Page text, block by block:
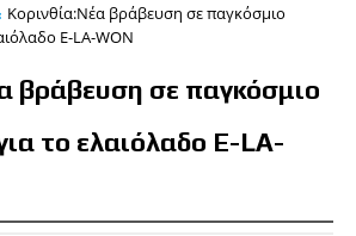
Κορινθία:Νέα βράβευση σε παγκόσμιο
E-LA-WON
βράβευση σε παγκόσμιο
το ελαιόλαδο E-LA-